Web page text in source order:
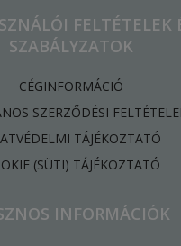
FELTÉTELEK
SZABÁLYZATOK
CÉGINFORMÁCIÓ
SZERZŐDÉSI
TÁJÉKOZTATÓ
(SÜTI) TÁJÉKOZTATÓ
INFORMÁCIÓK